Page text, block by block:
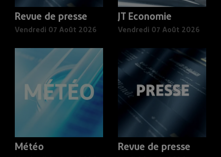
Revue de presse
Vendredi 07 Août 2026
JT Economie
Vendredi 07 Août 2026
Météo Revue de presse